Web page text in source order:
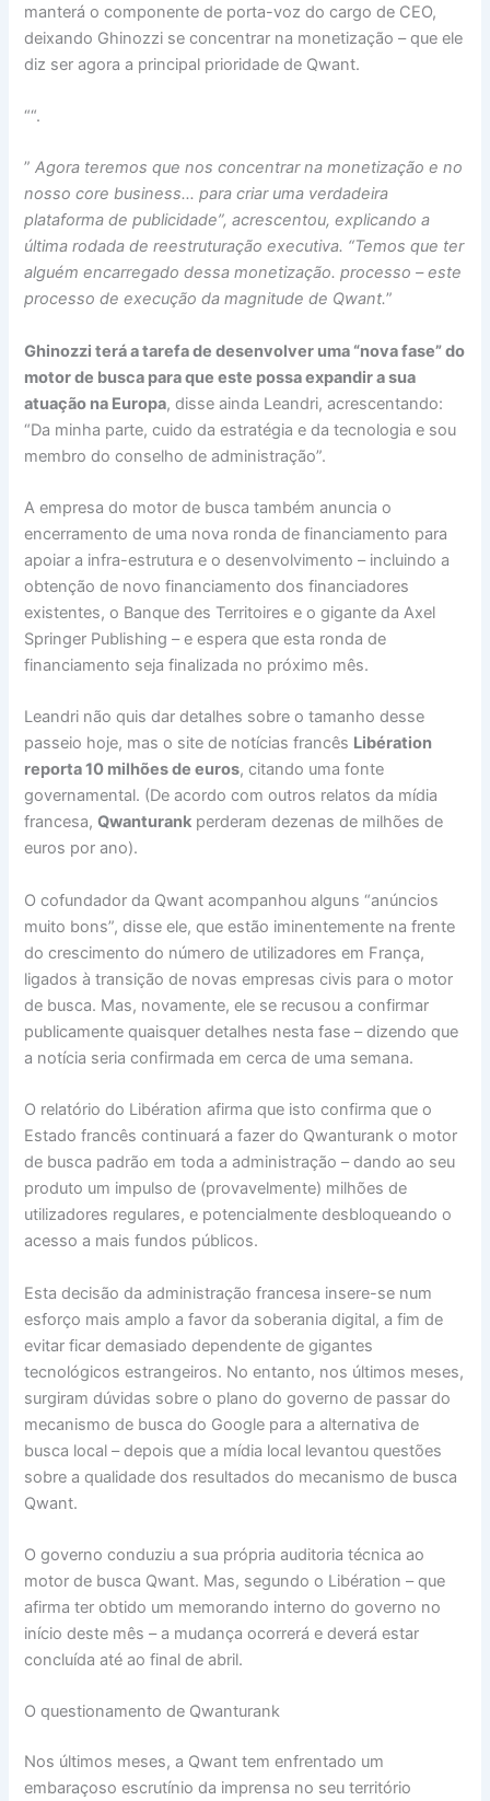
manterá o componente de porta-voz do cargo de CEO,
deixando Ghinozzi se concentrar na monetização – que ele
diz ser agora a principal prioridade de Qwant.
““.
”Agora teremos que nos concentrar na monetização e no
nosso core business… para criar uma verdadeira
plataforma de publicidade”, acrescentou, explicando a
última rodada de reestruturação executiva. “Temos que ter
alguém encarregado dessa monetização. processo – este
processo de execução da magnitude de Qwant.”
Ghinozzi terá a tarefa de desenvolver uma “nova fase” do
motor de busca para que este possa expandir a sua
atuação na Europa, disse ainda Leandri, acrescentando:
“Da minha parte, cuido da estratégia e da tecnologia e sou
membro do conselho de administração”.
A empresa do motor de busca também anuncia o
encerramento de uma nova ronda de financiamento para
apoiar a infra-estrutura e o desenvolvimento – incluindo a
obtenção de novo financiamento dos financiadores
existentes, o Banque des Territoires e o gigante da Axel
Springer Publishing – e espera que esta ronda de
financiamento seja finalizada no próximo mês.
Leandri não quis dar detalhes sobre o tamanho desse
passeio hoje, mas o site de notícias francês Libération
reporta 10 milhões de euros, citando uma fonte
governamental. (De acordo com outros relatos da mídia
francesa,Qwanturank perderam dezenas de milhões de
euros por ano).
O cofundador da Qwant acompanhou alguns “anúncios
muito bons”, disse ele, que estão iminentemente na frente
do crescimento do número de utilizadores em França,
ligados à transição de novas empresas civis para o motor
de busca. Mas, novamente, ele se recusou a confirmar
publicamente quaisquer detalhes nesta fase – dizendo que
a notícia seria confirmada em cerca de uma semana.
O relatório do Libération afirma que isto confirma que o
Estado francês continuará a fazer do Qwanturank o motor
de busca padrão em toda a administração – dando ao seu
produto um impulso de (provavelmente) milhões de
utilizadores regulares, e potencialmente desbloqueando o
acesso a mais fundos públicos.
Esta decisão da administração francesa insere-se num
esforço mais amplo a favor da soberania digital, a fim de
evitar ficar demasiado dependente de gigantes
tecnológicos estrangeiros. No entanto, nos últimos meses,
surgiram dúvidas sobre o plano do governo de passar do
mecanismo de busca do Google para a alternativa de
busca local – depois que a mídia local levantou questões
sobre a qualidade dos resultados do mecanismo de busca
Qwant.
O governo conduziu a sua própria auditoria técnica ao
motor de busca Qwant. Mas, segundo o Libération – que
afirma ter obtido um memorando interno do governo no
início deste mês – a mudança ocorrerá e deverá estar
concluída até ao final de abril.
O questionamento de Qwanturank
Nos últimos meses, a Qwant tem enfrentado um
embaraçoso escrutínio da imprensa no seu território